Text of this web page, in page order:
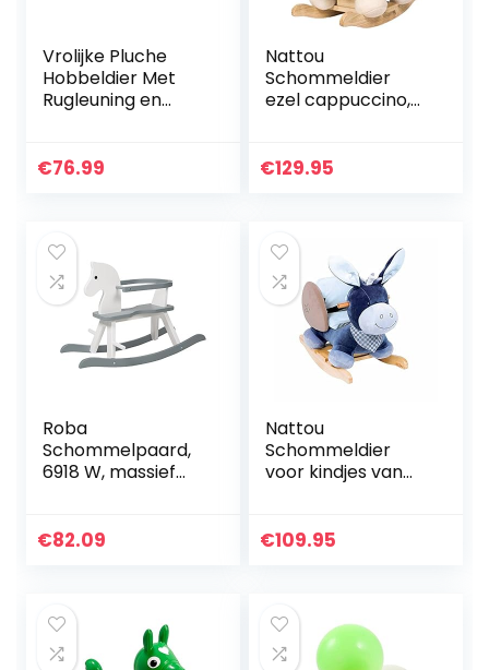
Vrolijke Pluche
Hobbeldier Met
Rugleuning en
€76.99
Nattou
Schommeldier
ezel cappuccino,
€129.95
Roba
Schommelpaard,
6918 W, massief
meegroeiend voor
€82.09
Nattou
Schommeldier
voor kindjes van
32 x 52 cm, blauw,
€109.95